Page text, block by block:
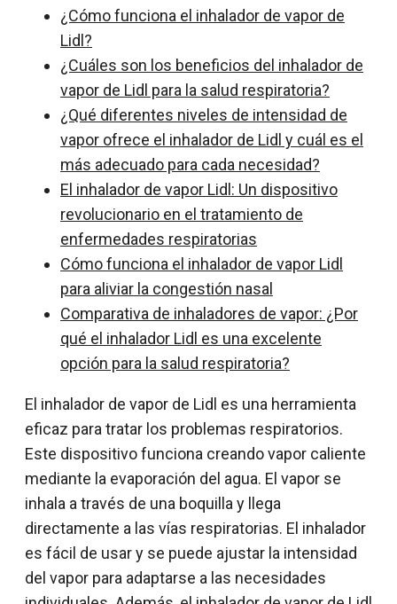
¿Cómo funciona el inhalador de vapor de
Lidl?
¿Cuáles son los beneficios del inhalador de
vapor de Lidl para la salud respiratoria?
¿Qué diferentes niveles de intensidad de
vapor ofrece el inhalador de Lidl y cuál es el
más adecuado para cada necesidad?
El inhalador de vapor Lidl: Un dispositivo
revolucionario en el tratamiento de
enfermedades respiratorias
Cómo funciona el inhalador de vapor Lidl
para aliviar la congestión nasal
Comparativa de inhaladores de vapor: ¿Por
qué el inhalador Lidl es una excelente
opción para la salud respiratoria?
El inhalador de vapor de Lidl es una herramienta
eficaz para tratar los problemas respiratorios.
Este dispositivo funciona creando vapor caliente
mediante la evaporación del agua. El vapor se
inhala a través de una boquilla y llega
directamente a las vías respiratorias. El inhalador
es fácil de usar y se puede ajustar la intensidad
del vapor para adaptarse a las necesidades